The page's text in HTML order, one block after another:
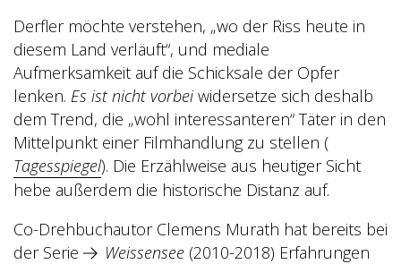
Derfler möchte verstehen, „wo der Riss heute in
diesem Land verläuft“, und mediale
Aufmerksamkeit auf die Schicksale der Opfer
lenken. Es ist nicht vorbeiwidersetze sich deshalb
dem Trend, die „wohl interessanteren“ Täter in den
Mittelpunkt einer Filmhandlung zu stellen (
Tagesspiegel). Die Erzählweise aus heutiger Sicht
hebe außerdem die historische Distanz auf.
Co-Drehbuchautor Clemens Murath hat bereits bei
der Serie
Weissensee (2010-2018) Erfahrungen